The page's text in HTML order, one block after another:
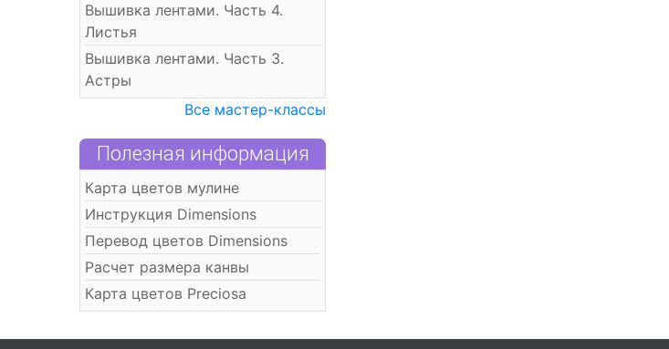
Вышивка лентами. Часть 4.
Листья
Вышивка лентами. Часть 3.
Астры
Все мастер-классы
Полезная информация
Карта цветов мулине
Инструкция Dimensions
Перевод цветов Dimensions
Расчет размера канвы
Карта цветов Preciosa